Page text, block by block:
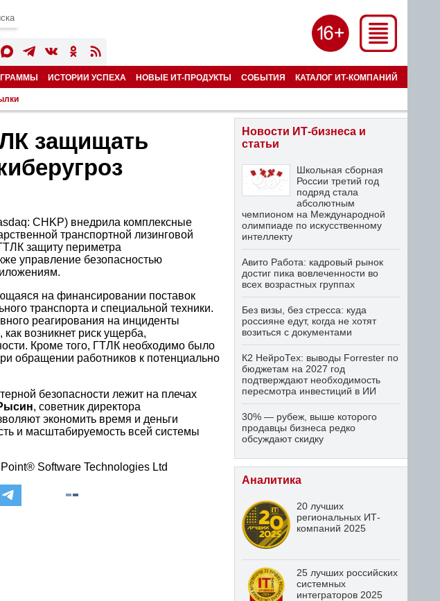
ИСТОРИИ УСПЕХА НОВЫЕ ИТ-ПРОДУКТЫ СОБЫТИЯ КАТАЛОГ ИТ-КОМПАНИЙ
защищать
CHKP) внедрила комплексные
транспортной лизинговой
защиту периметра
управление безопасностью
на финансировании поставок
транспорта и специальной техники.
реагирования на инциденты
возникнет риск ущерба,
Кроме того, ГТЛК необходимо было
обращении работников к потенциально
безопасности лежит на плечах
, советник директора
экономить время и деньги
и масштабируемость всей системы
Software Technologies Ltd
Новости ИТ-бизнеса и
статьи
Школьная сборная
России третий год
подряд стала
абсолютным
чемпионом на Международной
олимпиаде по искусственному
интеллекту
Авито Работа: кадровый рынок
достиг пика вовлеченности во
всех возрастных группах
Без визы, без стресса: куда
россияне едут, когда не хотят
возиться с документами
К2 НейроТех: выводы Forrester по
бюджетам на 2027 год
подтверждают необходимость
пересмотра инвестиций в ИИ
30% — рубеж, выше которого
продавцы бизнеса редко
обсуждают скидку
Аналитика
20 лучших
региональных ИТ-
компаний 2025
25 лучших российских
системных
интеграторов 2025